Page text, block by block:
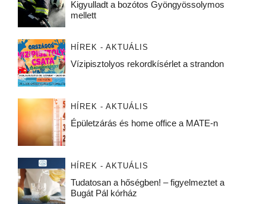
Kigyulladt a bozótos Gyöngyössolymos
mellett
HÍREK - AKTUÁLIS
Vízipisztolyos rekordkísérlet a strandon
HÍREK - AKTUÁLIS
Épületzárás és home office a MATE-n
HÍREK - AKTUÁLIS
Tudatosan a hőségben! – figyelmeztet a
Bugát Pál kórház